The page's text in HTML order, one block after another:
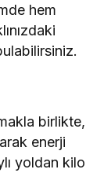
hem
birlikte,
enerji
yoldan kilo